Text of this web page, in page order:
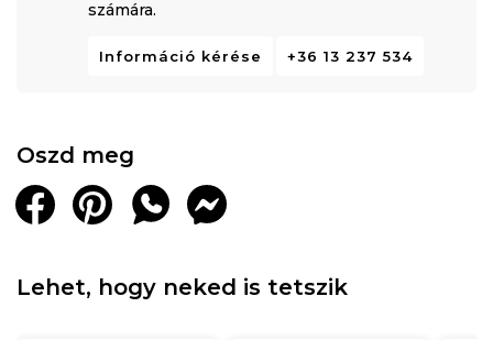
számára.
Információ kérése +36 13 237 534
Oszd meg
Lehet, hogy neked is tetszik